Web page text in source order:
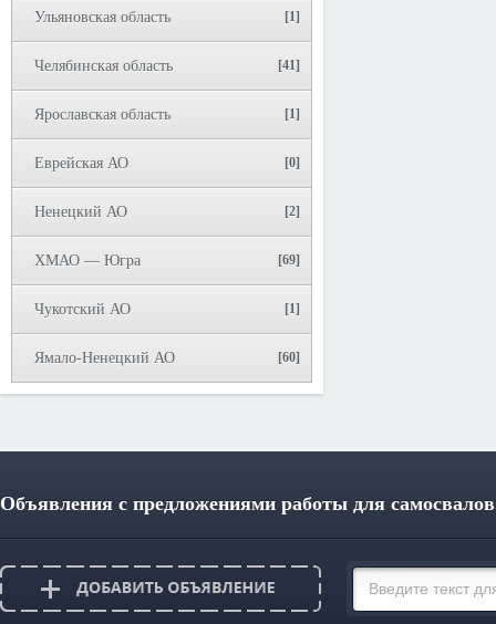
Ульяновская область [1]
Челябинская область [41]
Ярославская область [1]
Еврейская АО [0]
Ненецкий АО [2]
ХМАО — Югра [69]
Чукотский АО [1]
Ямало-Ненецкий АО [60]
Объявления с предложениями работы для